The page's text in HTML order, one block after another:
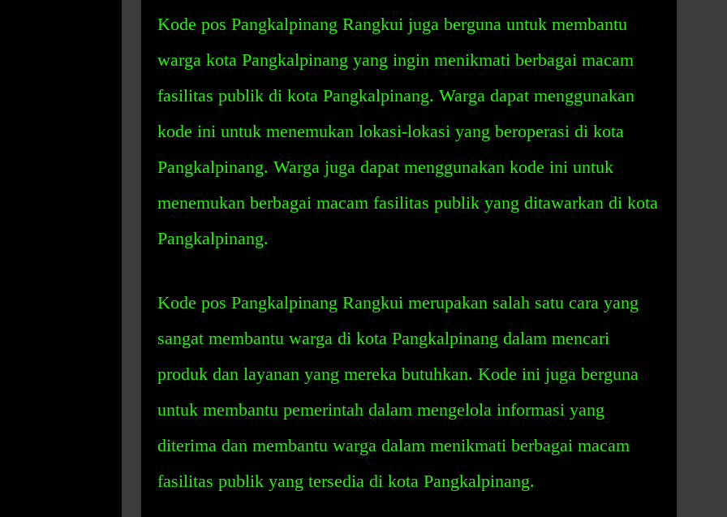
Kode pos Pangkalpinang Rangkui juga berguna untuk membantu
warga kota Pangkalpinang yang ingin menikmati berbagai macam
fasilitas publik di kota Pangkalpinang. Warga dapat menggunakan
kode ini untuk menemukan lokasi-lokasi yang beroperasi di kota
Pangkalpinang. Warga juga dapat menggunakan kode ini untuk
menemukan berbagai macam fasilitas publik yang ditawarkan di kota
Pangkalpinang.
Kode pos Pangkalpinang Rangkui merupakan salah satu cara yang
sangat membantu warga di kota Pangkalpinang dalam mencari
produk dan layanan yang mereka butuhkan. Kode ini juga berguna
untuk membantu pemerintah dalam mengelola informasi yang
diterima dan membantu warga dalam menikmati berbagai macam
fasilitas publik yang tersedia di kota Pangkalpinang.